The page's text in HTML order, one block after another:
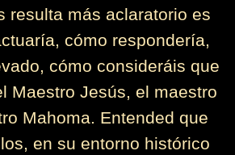
resulta más aclaratorio es
cómo respondería,
cómo consideráis que
Maestro Jesús, el maestro
Mahoma. Entended que
en su entorno histórico